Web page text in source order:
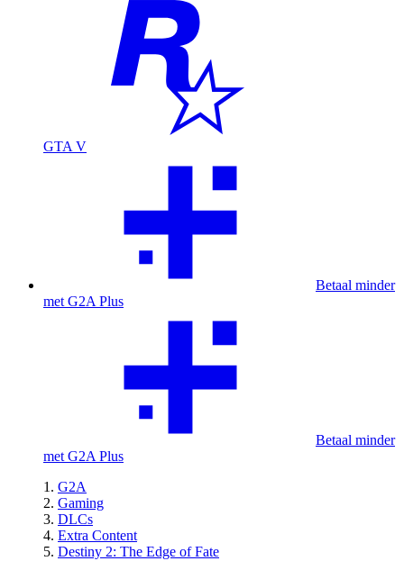
GTA V
Betaal minder
met G2A Plus
Betaal minder
met G2A Plus
G2A
Gaming
DLCs
Extra Content
Destiny 2: The Edge of Fate